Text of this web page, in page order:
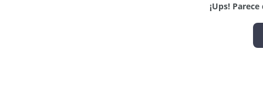
¡Ups!